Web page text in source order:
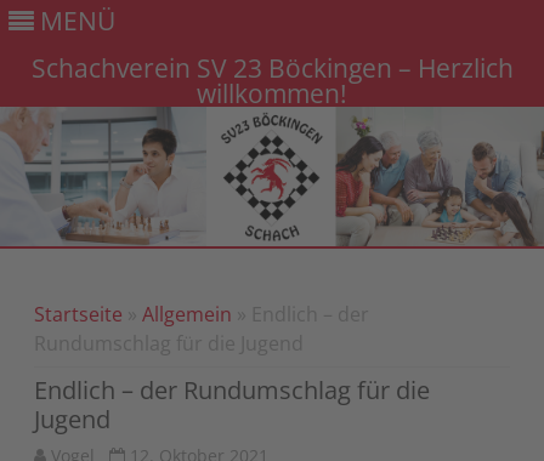
MENÜ
Schachverein SV 23 Böckingen – Herzlich
willkommen!
Gehe
Startseite Allgemein
Endlich – der Rundumschlag für die
Jugend
Vogel 12. Oktober 2021